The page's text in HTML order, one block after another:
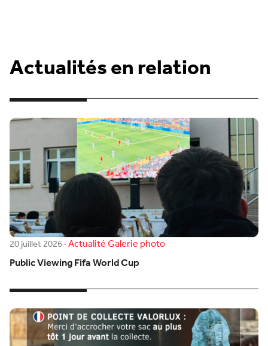
Actualités en relation
20 juillet 2026·ActualitéGalerie photo
Public Viewing Fifa World Cup